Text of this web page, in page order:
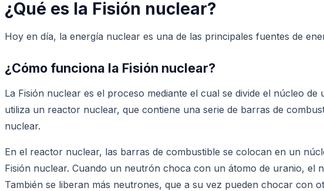
¿Qué es la Fisión nuclear?
Hoy en día, la energía nuclear es una de las principales fuentes de
¿Cómo funciona la Fisión nuclear?
La Fisión nuclear es el proceso mediante el cual se divide el núcleo
utiliza un reactor nuclear, que contiene una serie de barras de
nuclear.
En el reactor nuclear, las barras de combustible se colocan en un
Fisión nuclear. Cuando un neutrón choca con un átomo de uranio, el
También se liberan más neutrones, que a su vez pueden chocar con